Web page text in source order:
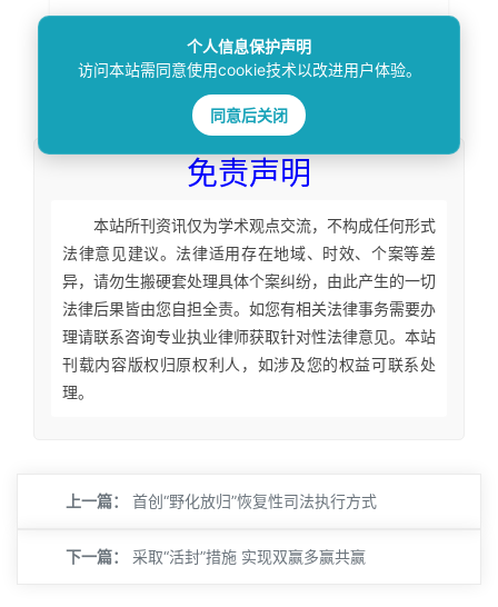
免责声明
本站所刊资讯仅为学术观点交流，不构成任何形式
法律意见建议。法律适用存在地域、时效、个案等差
异，请勿生搬硬套处理具体个案纠纷，由此产生的一切
法律后果皆由您自担全责。如您有相关法律事务需要办
理请联系咨询专业执业律师获取针对性法律意见。本站
刊载内容版权归原权利人，如涉及您的权益可联系处
理。
上一篇： 首创“野化放归”恢复性司法执行方式
下一篇： 采取“活封”措施 实现双赢多赢共赢
个人信息保护声明
访问本站需同意使用cookie技术以改进用户体验。
同意后关闭